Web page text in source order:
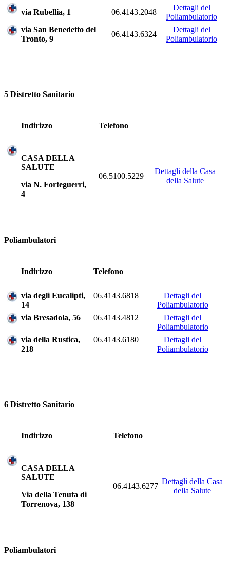
via Rubellia, 1 06.4143.2048
Dettagli del
Poliambulatorio
via San Benedetto del
Tronto, 9
06.4143.6324
Dettagli del
Poliambulatorio
5 Distretto Sanitario
Indirizzo Telefono
CASA DELLA
SALUTE
via N. Forteguerri,
4
06.5100.5229
Dettagli della Casa
della Salute
Poliambulatori
Indirizzo Telefono
via degli Eucalipti,
14
06.4143.6818
Dettagli del
Poliambulatorio
via Bresadola, 56
06.4143.4812
Dettagli del
Poliambulatorio
via della Rustica,
218
06.4143.6180
Dettagli del
Poliambulatorio
6 Distretto Sanitario
Indirizzo Telefono
CASA DELLA
SALUTE
Via della Tenuta di
Torrenova, 138
06.4143.6277
Dettagli della Casa
della Salute
Poliambulatori